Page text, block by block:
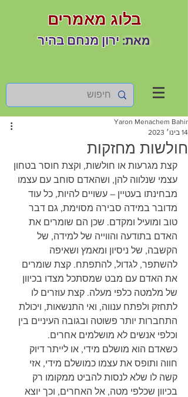
בלוג מאמרים
מאת: ירון מנחם בהיר
חולשות מחזקות
Yaron Menachem Bahir
14 בינו׳ 2023
קצת מגרעות או חולשות, וקצת חוסר בטחון
עצמי שנלווה להן, ושהאדם סוחב עם עצמו
מבחינתו בעטיין – עשויים להיות, כל עוד
מדובר במידה סבירה מסוימת, גם דבר
טוב ומועיל ומקדם. שכן הם שומרים את
האדם בתודעה והווייה של למידה, של
הקשבה, של ניסיון ומאמץ ושאיפה
להשתפר, לגדול, להתפתח. קצת שומרים
את האדם עם מבט שמסתכל מצדו בכיוון
של מלמטה כלפי מעלה. קצת עוזרים לו
לתחזק ולפתח ענווה, ואי התנשאות, ויכולת
התחברות יותר פשוטה ובגובה העיניים בין
וכלפי אנשים לא מושלמים אחרים.
כשאדם הוא מושלם מידי, או לייתר דיוק
חווה ותופס את עצמו כמושלם מידי, אזי
קשה לו שלא לנסות להביט ממקומו רק
בכיוון שכלפי מטה, אל האחרים, וכך יוצא